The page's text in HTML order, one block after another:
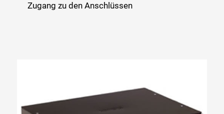
Zugang zu den Anschlüssen